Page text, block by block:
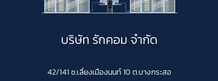
บริษัท รักคอม จำกัด
42/141 ซ.เลี่ยงเมืองนนท์ 10 ต.บางกระสอ